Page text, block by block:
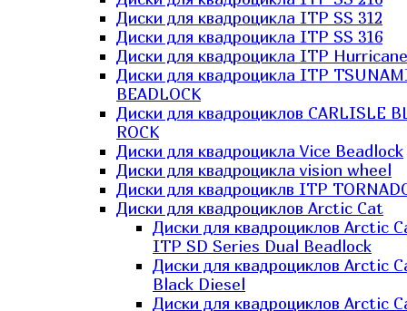
Диски для квадроцикла ITP SS 312
Диски для квадроцикла ITP SS 316
Диски для квадроцикла ITP Hurricane
Диски для квадроцикла ITP
BEADLOCK
Диски для квадроциклов CARLISLE
ROCK
Диски для квадроцикла Vice Beadlock
Диски для квадроцикла vision wheel
Диски для квадроциклв ITP
Диски для квадроциклов Arctic Cat
Диски для квадроциклов Arctic
ITP SD Series Dual Beadlock
Диски для квадроциклов Arctic
Black Diesel
Диски для квадроциклов Arctic